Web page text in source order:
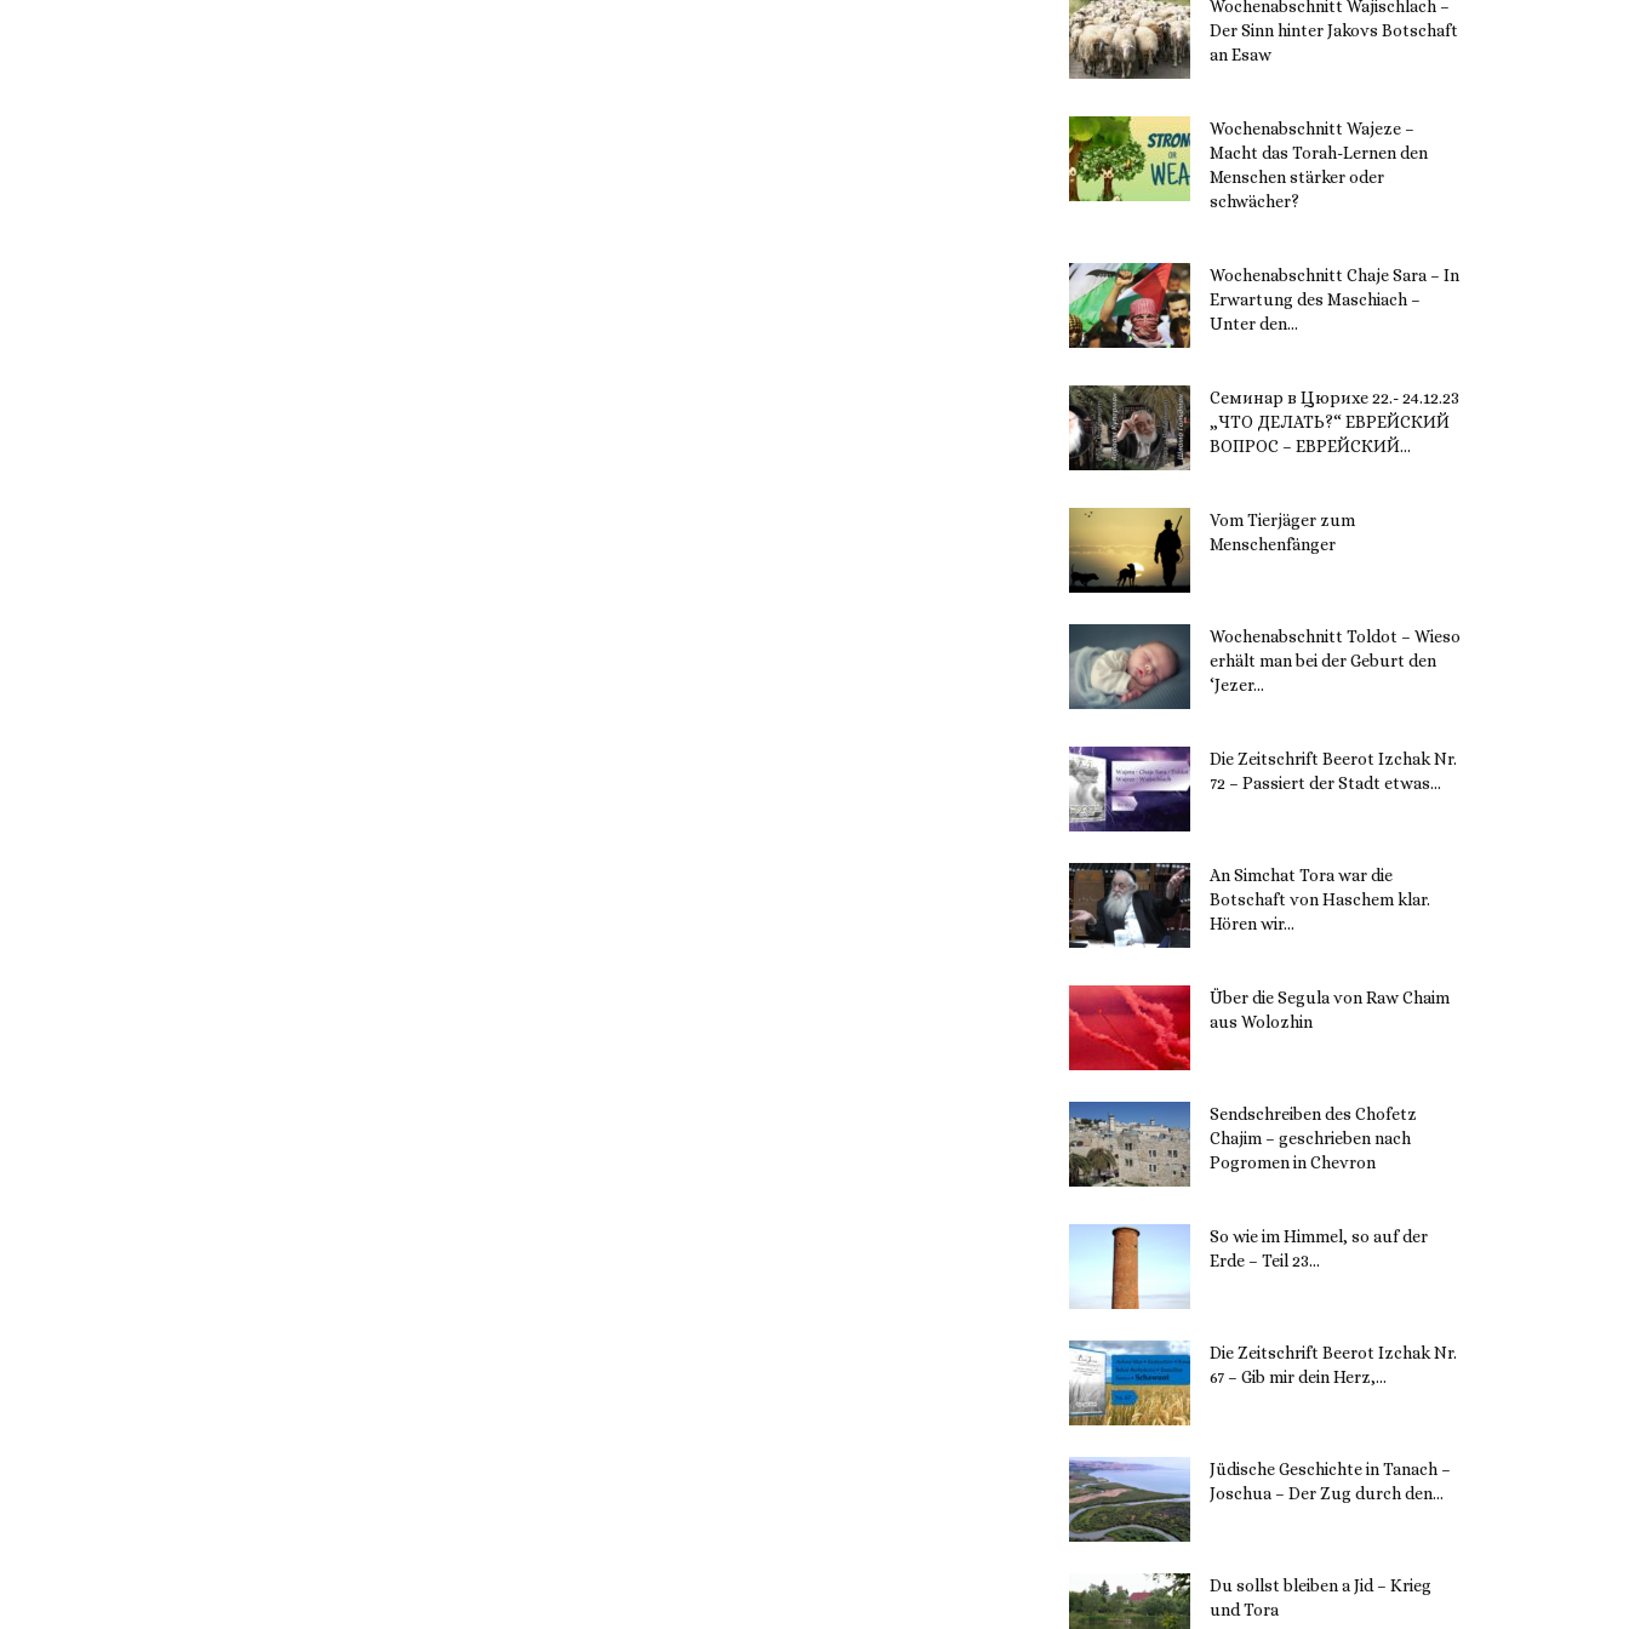
Wochenabschnitt Wajischlach –
Der Sinn hinter Jakovs Botschaft
an Esaw
Wochenabschnitt Wajeze –
Macht das Torah-Lernen den
Menschen stärker oder
schwächer?
Wochenabschnitt Chaje Sara – In
Erwartung des Maschiach –
Unter den...
Семинар в Цюрихе 22.- 24.12.23
„ЧТО ДЕЛАТЬ?“ ЕВРЕЙСКИЙ
ВОПРОС – ЕВРЕЙСКИЙ...
Vom Tierjäger zum
Menschenfänger
Wochenabschnitt Toldot – Wieso
erhält man bei der Geburt den
‘Jezer...
Die Zeitschrift Beerot Izchak Nr.
72 – Passiert der Stadt etwas...
An Simchat Tora war die
Botschaft von Haschem klar.
Hören wir...
Über die Segula von Raw Chaim
aus Wolozhin
Sendschreiben des Chofetz
Chajim – geschrieben nach
Pogromen in Chevron
So wie im Himmel, so auf der
Erde – Teil 23...
Die Zeitschrift Beerot Izchak Nr.
67 – Gib mir dein Herz,...
Jüdische Geschichte in Tanach –
Joschua – Der Zug durch den...
Du sollst bleiben a Jid – Krieg
und Tora